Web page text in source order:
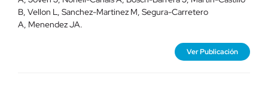
B, Vellon L, Sanchez-Martinez M, Segura-Carretero
A, Menendez JA.
Ver Publicación